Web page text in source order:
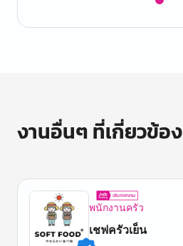
งานอื่นๆ ที่เกี่ยวข้อง
พนักงานครัว
เชฟครัวเย็น